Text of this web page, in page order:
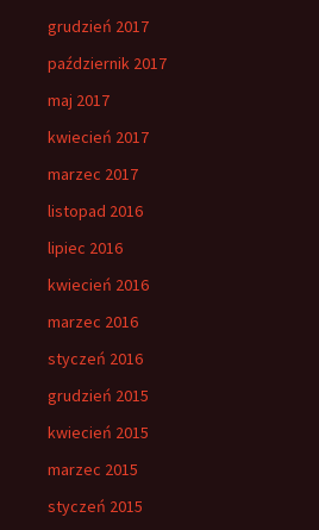
grudzień 2017
październik 2017
maj 2017
kwiecień 2017
marzec 2017
listopad 2016
lipiec 2016
kwiecień 2016
marzec 2016
styczeń 2016
grudzień 2015
kwiecień 2015
marzec 2015
styczeń 2015